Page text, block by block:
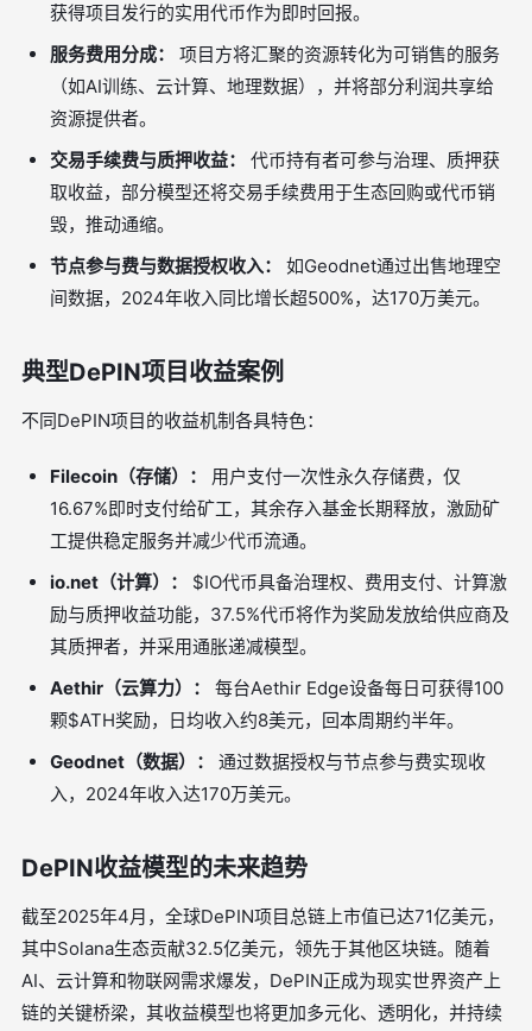
获得项目发行的实用代币作为即时回报。
服务费用分成：
项目方将汇聚的资源转化为可销售的服务
（如AI训练、云计算、地理数据），并将部分利润共享给
资源提供者。
交易手续费与质押收益：
代币持有者可参与治理、质押获
取收益，部分模型还将交易手续费用于生态回购或代币销
毁，推动通缩。
节点参与费与数据授权收入：
如Geodnet通过出售地理空
间数据，2024年收入同比增长超500%，达170万美元。
典型DePIN项目收益案例
不同DePIN项目的收益机制各具特色：
Filecoin（存储）：
用户支付一次性永久存储费，仅
16.67%即时支付给矿工，其余存入基金长期释放，激励矿
工提供稳定服务并减少代币流通。
io.net（计算）：
$IO代币具备治理权、费用支付、计算激
励与质押收益功能，37.5%代币将作为奖励发放给供应商及
其质押者，并采用通胀递减模型。
Aethir（云算力）：
每台Aethir Edge设备每日可获得100
颗$ATH奖励，日均收入约8美元，回本周期约半年。
Geodnet（数据）：
通过数据授权与节点参与费实现收
入，2024年收入达170万美元。
DePIN收益模型的未来趋势
截至2025年4月，全球DePIN项目总链上市值已达71亿美元，
其中Solana生态贡献32.5亿美元，领先于其他区块链。随着
AI、云计算和物联网需求爆发，DePIN正成为现实世界资产上
链的关键桥梁，其收益模型也将更加多元化、透明化，并持续